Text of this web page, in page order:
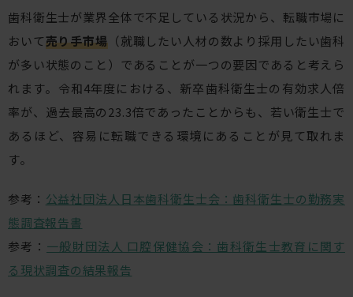
歯科衛生士が業界全体で不足している状況から、転職市場に
おいて売り手市場（就職したい人材の数より採用したい歯科
が多い状態のこと）であることが一つの要因であると考えら
れます。令和4年度における、新卒歯科衛生士の有効求人倍
率が、過去最高の23.3倍であったことからも、若い衛生士で
あるほど、容易に転職できる環境にあることが見て取れま
す。
参考： 公益社団法人日本歯科衛生士会：歯科衛生士の勤務実
態調査報告書
参考： 一般財団法人 口腔保健協会：歯科衛生士教育に関す
る現状調査の結果報告